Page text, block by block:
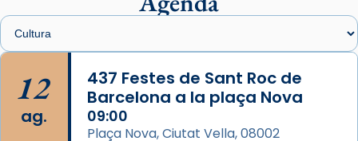
Santes de Mataró.
🔗
📸 J. Merino
Photo
View on Facebook · Share
12
ag.
437 Festes de Sant Roc de
Barcelona a la plaça Nova
09:00
Plaça Nova, Ciutat Vella, 08002